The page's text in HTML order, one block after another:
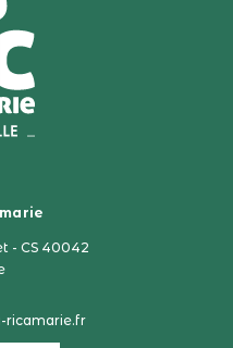
- CS 40042
ricamarie.fr